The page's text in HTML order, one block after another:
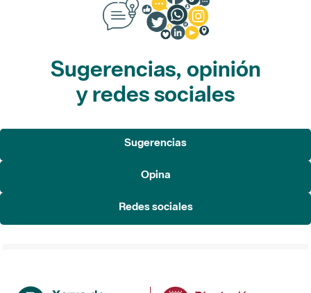
Sugerencias, opinión
y redes sociales
Sugerencias
Opina
Redes sociales